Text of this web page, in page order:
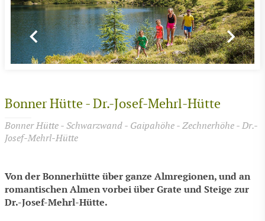
Bonner Hütte - Dr.-Josef-Mehrl-Hütte
Bonner Hütte - Schwarzwand - Gaipahöhe - Zechnerhöhe - Dr.-
Josef-Mehrl-Hütte
Von der Bonnerhütte über ganze Almregionen, und an
romantischen Almen vorbei über Grate und Steige zur
Dr.-Josef-Mehrl-Hütte.